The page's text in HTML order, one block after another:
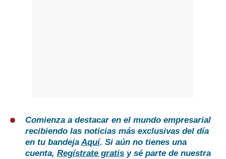
Comienza a destacar en el mundo empresarial
recibiendo las noticias más exclusivas del día
en tu bandejaAquí. Si aún no tienes una
cuenta, Regístrate gratis y sé parte de nuestra